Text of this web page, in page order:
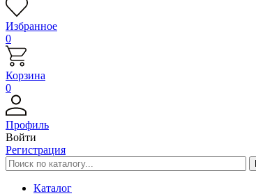
Избранное
0
Корзина
0
Профиль
Войти
Регистрация
Каталог